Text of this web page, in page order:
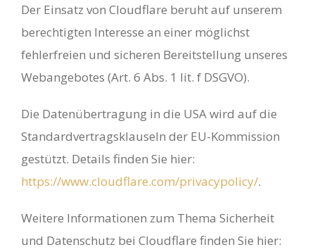
Der Einsatz von Cloudflare beruht auf unserem
berechtigten Interesse an einer möglichst
fehlerfreien und sicheren Bereitstellung unseres
Webangebotes (Art. 6 Abs. 1 lit. f DSGVO).
Die Datenübertragung in die USA wird auf die
Standardvertragsklauseln der EU-Kommission
gestützt. Details finden Sie hier:
https://www.cloudflare.com/privacypolicy/.
Weitere Informationen zum Thema Sicherheit
und Datenschutz bei Cloudflare finden Sie hier: